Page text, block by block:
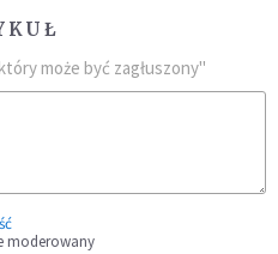
może być zagłuszony"
moderowany